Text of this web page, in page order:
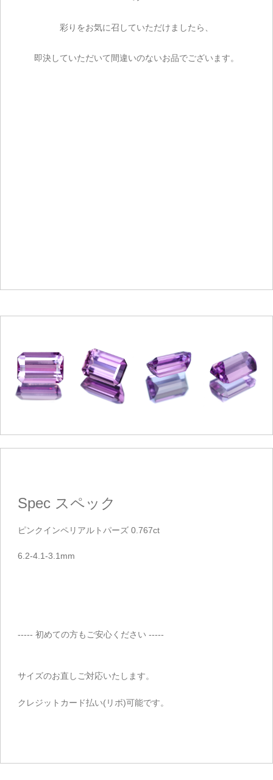
彩りをお気に召していただけましたら、
即決していただいて間違いのないお品でございます。
Spec スペック
ピンクインペリアルトパーズ 0.767ct
6.2-4.1-3.1mm
----- 初めての方もご安心ください -----
サイズのお直しご対応いたします。
クレジットカード払い(リボ)可能です。